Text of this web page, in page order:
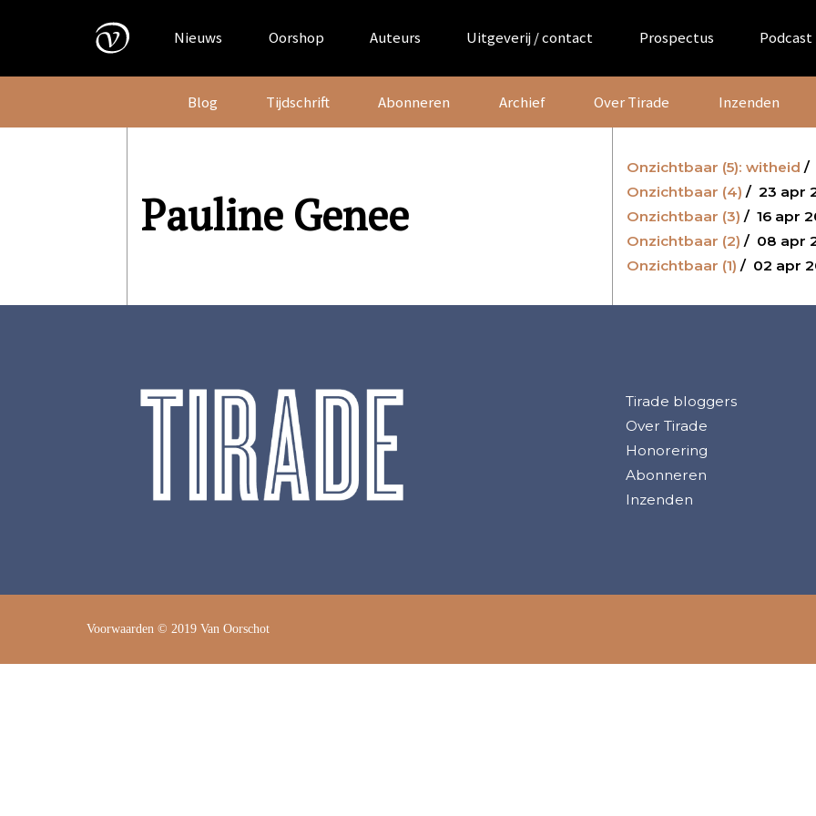
Nieuws Oorshop Auteurs Uitgeverij / contact Prospectus Podcast
Blog Tijdschrift Abonneren Archief Over Tirade Inzenden
Pauline Genee
Onzichtbaar (5): witheid /
Onzichtbaar (4) / 23 apr
Onzichtbaar (3) / 16 apr
Onzichtbaar (2) / 08 apr
Onzichtbaar (1) / 02 apr
Tirade bloggers
Over Tirade
Honorering
Abonneren
Inzenden
Voorwaarden © 2019 Van Oorschot